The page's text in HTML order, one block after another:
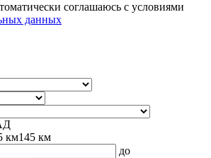
соглашаюсь с условиями
данных
км145 км
до